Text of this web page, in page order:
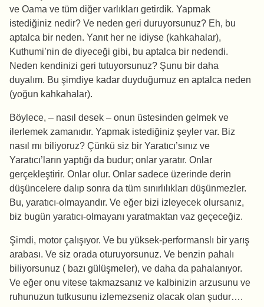
ve Oama ve tüm diğer varlıkları getirdik. Yapmak
istediğiniz nedir? Ve neden geri duruyorsunuz? Eh, bu
aptalca bir neden. Yanıt her ne idiyse (kahkahalar),
Kuthumi’nin de diyeceği gibi, bu aptalca bir nedendi.
Neden kendinizi geri tutuyorsunuz? Şunu bir daha
duyalım. Bu şimdiye kadar duyduğumuz en aptalca neden
(yoğun kahkahalar).
Böylece, – nasıl desek – onun üstesinden gelmek ve
ilerlemek zamanıdır. Yapmak istediğiniz şeyler var. Biz
nasıl mı biliyoruz? Çünkü siz bir Yaratıcı’sınız ve
Yaratıcı’ların yaptığı da budur; onlar yaratır. Onlar
gerçekleştirir. Onlar olur. Onlar sadece üzerinde derin
düşüncelere dalıp sonra da tüm sınırlılıkları düşünmezler.
Bu, yaratıcı-olmayandır. Ve eğer bizi izleyecek olursanız,
biz bugün yaratıcı-olmayanı yaratmaktan vaz geçeceğiz.
Şimdi, motor çalışıyor. Ve bu yüksek-performanslı bir yarış
arabası. Ve siz orada oturuyorsunuz. Ve benzin pahalı
biliyorsunuz ( bazı gülüşmeler), ve daha da pahalanıyor.
Ve eğer onu vitese takmazsanız ve kalbinizin arzusunu ve
ruhunuzun tutkusunu izlemezseniz olacak olan şudur….